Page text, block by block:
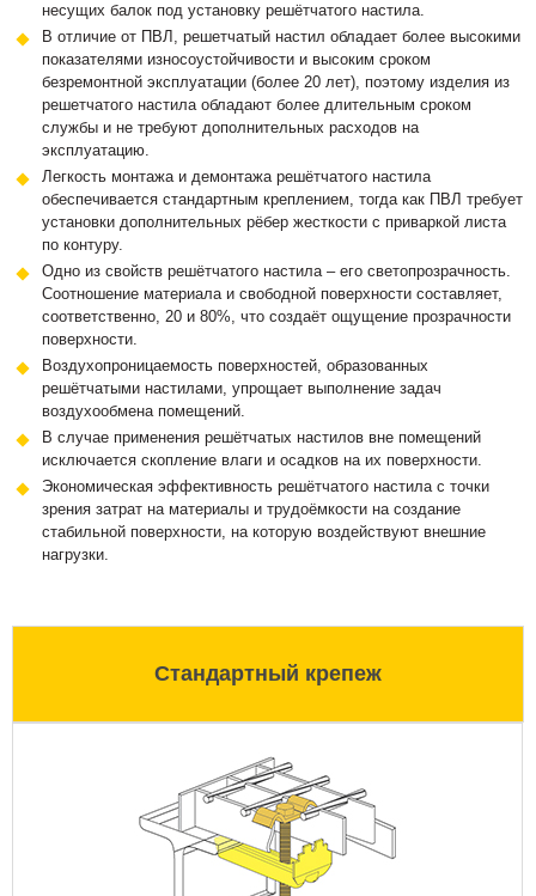
несущих балок под установку решётчатого настила.
В отличие от ПВЛ, решетчатый настил обладает более высокими
показателями износоустойчивости и высоким сроком
безремонтной эксплуатации (более 20 лет), поэтому изделия из
решетчатого настила обладают более длительным сроком
службы и не требуют дополнительных расходов на
эксплуатацию.
Легкость монтажа и демонтажа решётчатого настила
обеспечивается стандартным креплением, тогда как ПВЛ требует
установки дополнительных рёбер жесткости с приваркой листа
по контуру.
Одно из свойств решётчатого настила – его светопрозрачность.
Соотношение материала и свободной поверхности составляет,
соответственно, 20 и 80%, что создаёт ощущение прозрачности
поверхности.
Воздухопроницаемость поверхностей, образованных
решётчатыми настилами, упрощает выполнение задач
воздухообмена помещений.
В случае применения решётчатых настилов вне помещений
исключается скопление влаги и осадков на их поверхности.
Экономическая эффективность решётчатого настила с точки
зрения затрат на материалы и трудоёмкости на создание
стабильной поверхности, на которую воздействуют внешние
нагрузки.
Стандартный крепеж